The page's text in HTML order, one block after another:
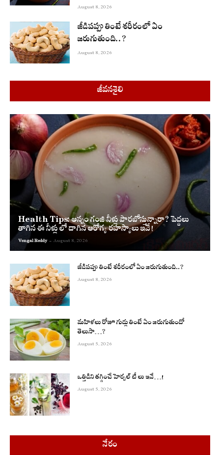
August 8, 2026
జీడిపప్పు తింటే శరీరంలో ఏం
జరుగుతుంది..?
August 8, 2026
జీవనశైలి
Health Tips: అన్నం గంజి నీళ్లు పారబోస్తున్నారా? పెద్దలు
తాగిన ఈ నీళ్లు లో దాగిన ఆరోగ్య రహస్యాలు ఇవే!
Vengal Reddy - August 8, 2026
జీడిపప్పు తింటే శరీరంలో ఏం జరుగుతుంది..?
August 8, 2026
మహిళలు రోజూ గుడ్లు తింటే ఏం జరుగుతుందో
తెలుసా…?
August 5, 2026
ఒత్తిడిని తగ్గించే హెర్బల్ టీ లు ఇవే…!
August 5, 2026
నేరం